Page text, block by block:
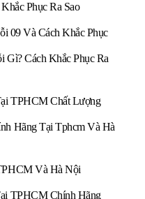
Phục Ra Sao
09 Và Cách Khắc Phục
Gì? Cách Khắc Phục Ra
TPHCM Chất Lượng
Hãng Tại Tphcm Và Hà
Và Hà Nội
TPHCM Chính Hãng